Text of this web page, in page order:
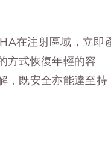
在注射區域，立即
方式恢復年輕的容
，既安全亦能達至持